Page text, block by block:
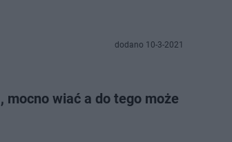
dodano 10-3-2021
mocno wiać a do tego może